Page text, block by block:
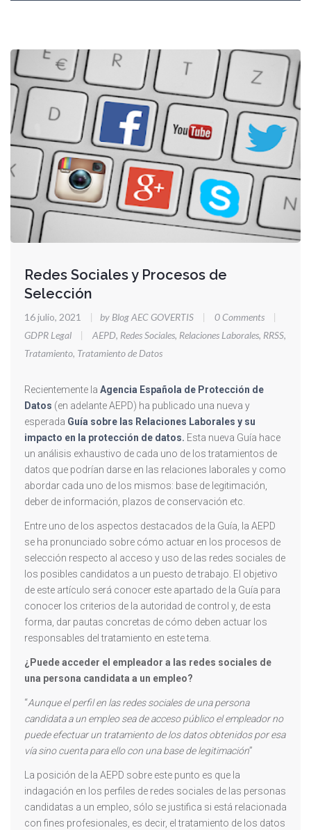
Redes Sociales y Procesos de
Selección
16 julio, 2021 | by Blog AEC GOVERTIS | 0 Comments
|
GDPR Legal
| AEPD, Redes Sociales, Relaciones Laborales, RRSS,
Tratamiento, Tratamiento de Datos
Recientemente la Agencia Española de Protección de
Datos (en adelante AEPD) ha publicado una nueva y
esperada Guía sobre las Relaciones Laborales y su
impacto en la protección de datos. Esta nueva Guía hace
un análisis exhaustivo de cada uno de los tratamientos de
datos que podrían darse en las relaciones laborales y como
abordar cada uno de los mismos: base de legitimación,
deber de información, plazos de conservación etc.
Entre uno de los aspectos destacados de la Guía, la AEPD
se ha pronunciado sobre cómo actuar en los procesos de
selección respecto al acceso y uso de las redes sociales de
los posibles candidatos a un puesto de trabajo. El objetivo
de este artículo será conocer este apartado de la Guía para
conocer los criterios de la autoridad de control y, de esta
forma, dar pautas concretas de cómo deben actuar los
responsables del tratamiento en este tema.
¿Puede acceder el empleador a las redes sociales de
una persona candidata a un empleo?
“Aunque el perfil en las redes sociales de una persona
candidata a un empleo sea de acceso público el empleador no
puede efectuar un tratamiento de los datos obtenidos por esa
vía sino cuenta para ello con una base de legitimación”
La posición de la AEPD sobre este punto es que la
indagación en los perfiles de redes sociales de las personas
candidatas a un empleo, sólo se justifica si está relacionada
con fines profesionales, es decir, el tratamiento de los datos